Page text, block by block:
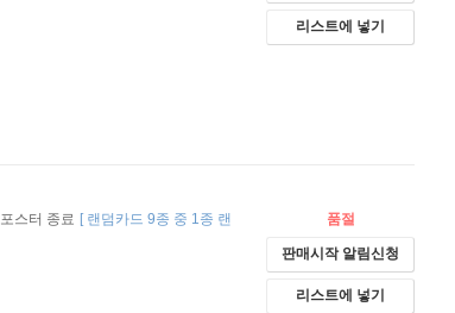
리스트에 넣기
스터 종료 [ 랜덤카드 9종 중 1종 랜
품절
판매시작 알림신청
리스트에 넣기